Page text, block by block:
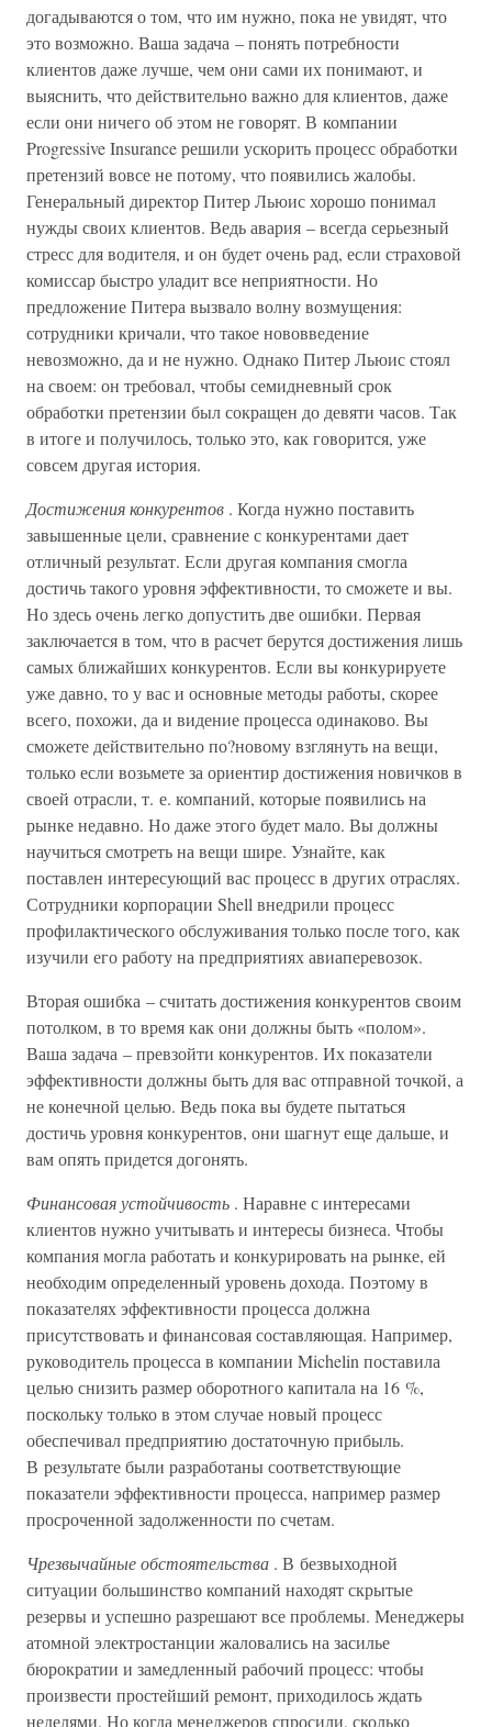
догадываются о том, что им нужно, пока не увидят, что
это возможно. Ваша задача – понять потребности
клиентов даже лучше, чем они сами их понимают, и
выяснить, что действительно важно для клиентов, даже
если они ничего об этом не говорят. В компании
Progressive Insurance решили ускорить процесс обработки
претензий вовсе не потому, что появились жалобы.
Генеральный директор Питер Льюис хорошо понимал
нужды своих клиентов. Ведь авария – всегда серьезный
стресс для водителя, и он будет очень рад, если страховой
комиссар быстро уладит все неприятности. Но
предложение Питера вызвало волну возмущения:
сотрудники кричали, что такое нововведение
невозможно, да и не нужно. Однако Питер Льюис стоял
на своем: он требовал, чтобы семидневный срок
обработки претензии был сокращен до девяти часов. Так
в итоге и получилось, только это, как говорится, уже
совсем другая история.
Достижения конкурентов . Когда нужно поставить
завышенные цели, сравнение с конкурентами дает
отличный результат. Если другая компания смогла
достичь такого уровня эффективности, то сможете и вы.
Но здесь очень легко допустить две ошибки. Первая
заключается в том, что в расчет берутся достижения лишь
самых ближайших конкурентов. Если вы конкурируете
уже давно, то у вас и основные методы работы, скорее
всего, похожи, да и видение процесса одинаково. Вы
сможете действительно по?новому взглянуть на вещи,
только если возьмете за ориентир достижения новичков в
своей отрасли, т. е. компаний, которые появились на
рынке недавно. Но даже этого будет мало. Вы должны
научиться смотреть на вещи шире. Узнайте, как
поставлен интересующий вас процесс в других отраслях.
Сотрудники корпорации Shell внедрили процесс
профилактического обслуживания только после того, как
изучили его работу на предприятиях авиаперевозок.
Вторая ошибка – считать достижения конкурентов своим
потолком, в то время как они должны быть «полом».
Ваша задача – превзойти конкурентов. Их показатели
эффективности должны быть для вас отправной точкой, а
не конечной целью. Ведь пока вы будете пытаться
достичь уровня конкурентов, они шагнут еще дальше, и
вам опять придется догонять.
Финансовая устойчивость . Наравне с интересами
клиентов нужно учитывать и интересы бизнеса. Чтобы
компания могла работать и конкурировать на рынке, ей
необходим определенный уровень дохода. Поэтому в
показателях эффективности процесса должна
присутствовать и финансовая составляющая. Например,
руководитель процесса в компании Michelin поставила
целью снизить размер оборотного капитала на 16 %,
поскольку только в этом случае новый процесс
обеспечивал предприятию достаточную прибыль.
В результате были разработаны соответствующие
показатели эффективности процесса, например размер
просроченной задолженности по счетам.
Чрезвычайные обстоятельства . В безвыходной
ситуации большинство компаний находят скрытые
резервы и успешно разрешают все проблемы. Менеджеры
атомной электростанции жаловались на засилье
бюрократии и замедленный рабочий процесс: чтобы
произвести простейший ремонт, приходилось ждать
неделями. Но когда менеджеров спросили, сколько